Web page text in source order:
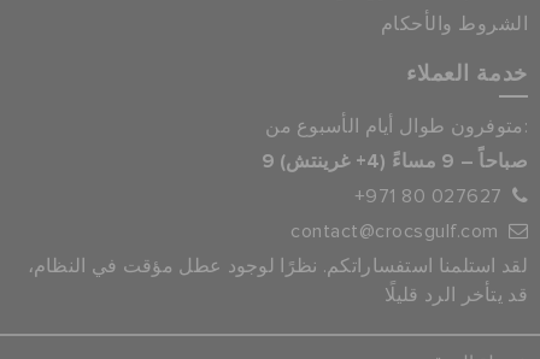
الشروط والأحكام
خدمة العملاء
متوفرون طوال أيام الأسبوع من:
9 صباحاً – 9 مساءً (4+ غرينتش)
+971 80 027627
contact@crocsgulf.com
لقد استلمنا استفساراتكم. نظرًا لوجود عطل مؤقت في النظام،
قد يتأخر الرد قليلًا